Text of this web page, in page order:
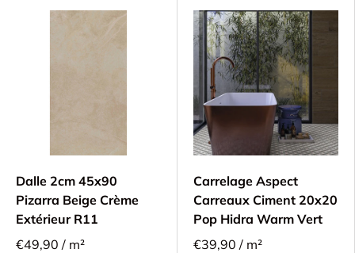
Dalle 2cm 45x90
Pizarra Beige Crème
Extérieur R11
€49,90 / m²
Carrelage Aspect
Carreaux Ciment 20x20
Pop Hidra Warm Vert
€39,90 / m²